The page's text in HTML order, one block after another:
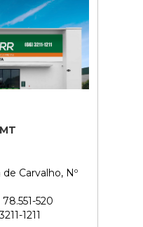
Carvalho, Nº
520
1211